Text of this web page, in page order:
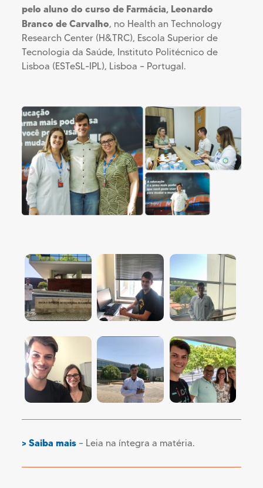
pelo aluno do curso de Farmácia, Leonardo
Branco de Carvalho, no Health an Technology
Research Center (H&TRC), Escola Superior de
Tecnologia da Saúde, Instituto Politécnico de
Lisboa (ESTeSL-IPL), Lisboa – Portugal.
> Saiba mais – Leia na íntegra a matéria.